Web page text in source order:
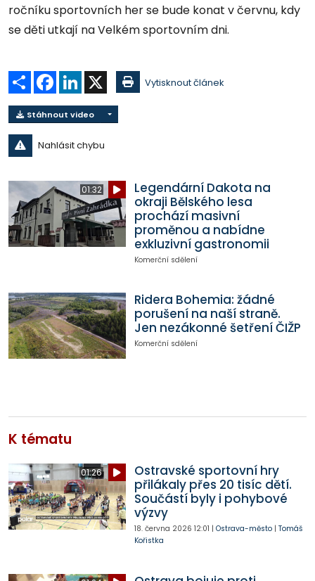
ročníku sportovních her se bude konat v červnu, kdy
se děti utkají na Velkém sportovním dni.
Sdílet Facebook
LinkedIn Vytisknout článek
Stáhnout video
Nahlásit chybu
01:32
Legendární Dakota na
okraji Bělského lesa
prochází masivní
proměnou a nabídne
exkluzivní gastronomii
Komerční sdělení
Ridera Bohemia: žádné
porušení na naší straně.
Jen nezákonné šetření ČIŽP
Komerční sdělení
K tématu
01:26
Ostravské sportovní hry
přilákaly přes 20 tisíc dětí.
Součástí byly i pohybové
výzvy
18. června 2026 12:01 | Ostrava-město| Tomáš
Kořistka